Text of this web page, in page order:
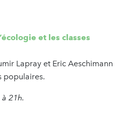
et les classes
Lapray et Eric Aeschimann
populaires.
21h.